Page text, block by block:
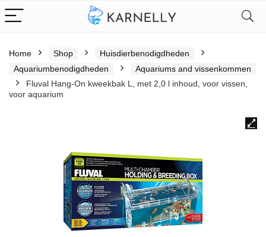
Home Shop
Huisdierbenodigdheden
Aquariumbenodigdheden
Aquariums and vissenkommen
Fluval Hang-On kweekbak L, met 2,0 l inhoud, voor vissen,
voor aquarium